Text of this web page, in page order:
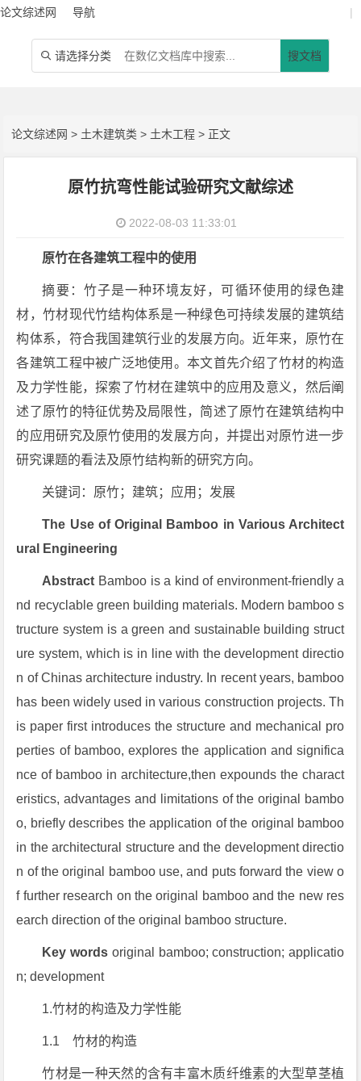
论文综述网 导航 |
 请选择分类 搜文档
论文综述网 > 土木建筑类 > 土木工程 > 正文
原竹抗弯性能试验研究文献综述
2022-08-03 11:33:01
原竹在各建筑工程中的使用
摘要：竹子是一种环境友好，可循环使用的绿色建
材，竹材现代竹结构体系是一种绿色可持续发展的建筑结
构体系，符合我国建筑行业的发展方向。近年来，原竹在
各建筑工程中被广泛地使用。本文首先介绍了竹材的构造
及力学性能，探索了竹材在建筑中的应用及意义，然后阐
述了原竹的特征优势及局限性，简述了原竹在建筑结构中
的应用研究及原竹使用的发展方向，并提出对原竹进一步
研究课题的看法及原竹结构新的研究方向。
关键词：原竹；建筑；应用；发展
The Use of Original Bamboo in Various Architect
ural Engineering
Abstract Bamboo is a kind of environment-friendly a
nd recyclable green building materials. Modern bamboo s
tructure system is a green and sustainable building struct
ure system, which is in line with the development directio
n of Chinas architecture industry. In recent years, bamboo
has been widely used in various construction projects. Th
is paper first introduces the structure and mechanical pro
perties of bamboo, explores the application and significa
nce of bamboo in architecture,then expounds the charact
eristics, advantages and limitations of the original bambo
o, briefly describes the application of the original bamboo
in the architectural structure and the development directio
n of the original bamboo use, and puts forward the view o
f further research on the original bamboo and the new res
earch direction of the original bamboo structure.
Key words original bamboo; construction; applicatio
n; development
1.竹材的构造及力学性能
1.1 竹材的构造
竹材是一种天然的含有丰富木质纤维素的大型草茎植